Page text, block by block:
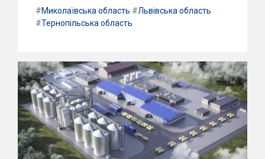
#Миколаївська область #Львівська область
#Тернопільська область